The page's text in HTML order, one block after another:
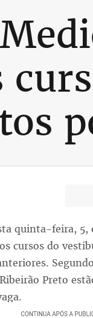
quinta-feira, 5,
cursos do
Preto